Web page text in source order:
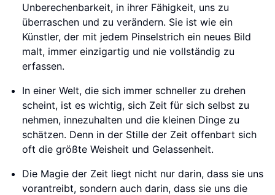
Unberechenbarkeit, in ihrer Fähigkeit, uns zu
überraschen und zu verändern. Sie ist wie ein
Künstler, der mit jedem Pinselstrich ein neues Bild
malt, immer einzigartig und nie vollständig zu
erfassen.
In einer Welt, die sich immer schneller zu drehen
scheint, ist es wichtig, sich Zeit für sich selbst zu
nehmen, innezuhalten und die kleinen Dinge zu
schätzen. Denn in der Stille der Zeit offenbart sich
oft die größte Weisheit und Gelassenheit.
Die Magie der Zeit liegt nicht nur darin, dass sie uns
vorantreibt, sondern auch darin, dass sie uns die